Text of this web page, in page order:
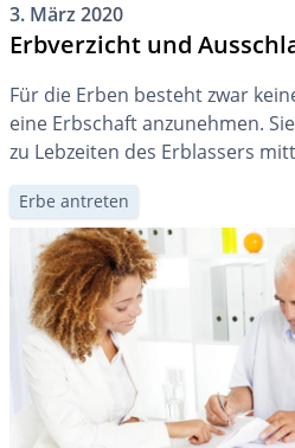
3. März 2020
Erbverzicht und
Für die Erben besteht zwar
eine Erbschaft anzunehmen.
zu Lebzeiten des Erblassers
ablehnen. Bei einem
empfehlen wir die
Erbe antreten